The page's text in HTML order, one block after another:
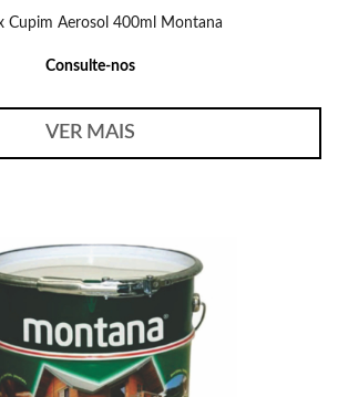
Cupim Aerosol 400ml Montana
Consulte-nos
VER MAIS